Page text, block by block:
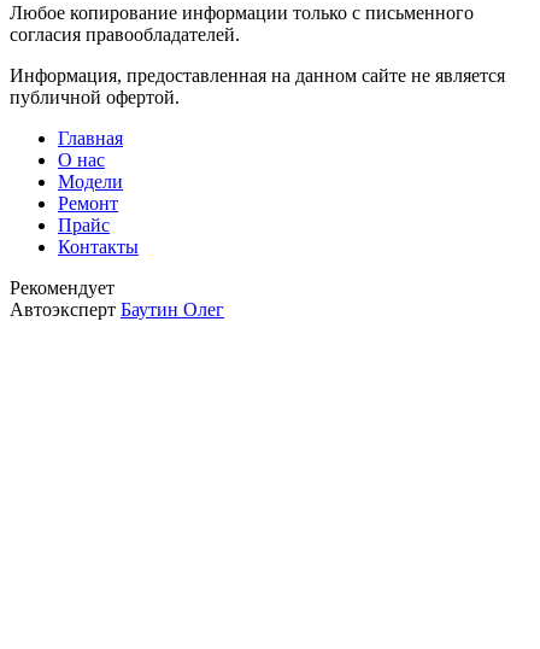
Любое копирование информации только с письменного
согласия правообладателей.
Информация, предоставленная на данном сайте не является
публичной офертой.
Главная
О нас
Модели
Ремонт
Прайс
Контакты
Рекомендует
Автоэксперт Баутин Олег